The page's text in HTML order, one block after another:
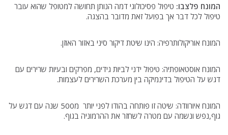
המונח פלצבו: טיפול פסיכולוגי דמה הנותן תחושה למטופל שהוא עובר
טיפול לכל דבר אך בפועל זאת מדובר בהצגה.
המונח אוריקולותרפיה: הינו שיטת דיקור סיני באזור האוזן.
המונח אוסטאופתיה: טיפול ידני לביות גידים, מפרקים ובעיות שרירים עם
דגש על הטיפול בדינמיקה בין מערכת השרירים לעצמות.
המונח איורוודה: שיטה זו פותחה בהודו לפני יותר מ500 שנה עם דגש על
גוף,נפש ונשמה עם מטרה לשחזר את ההרמוניה בגוף.